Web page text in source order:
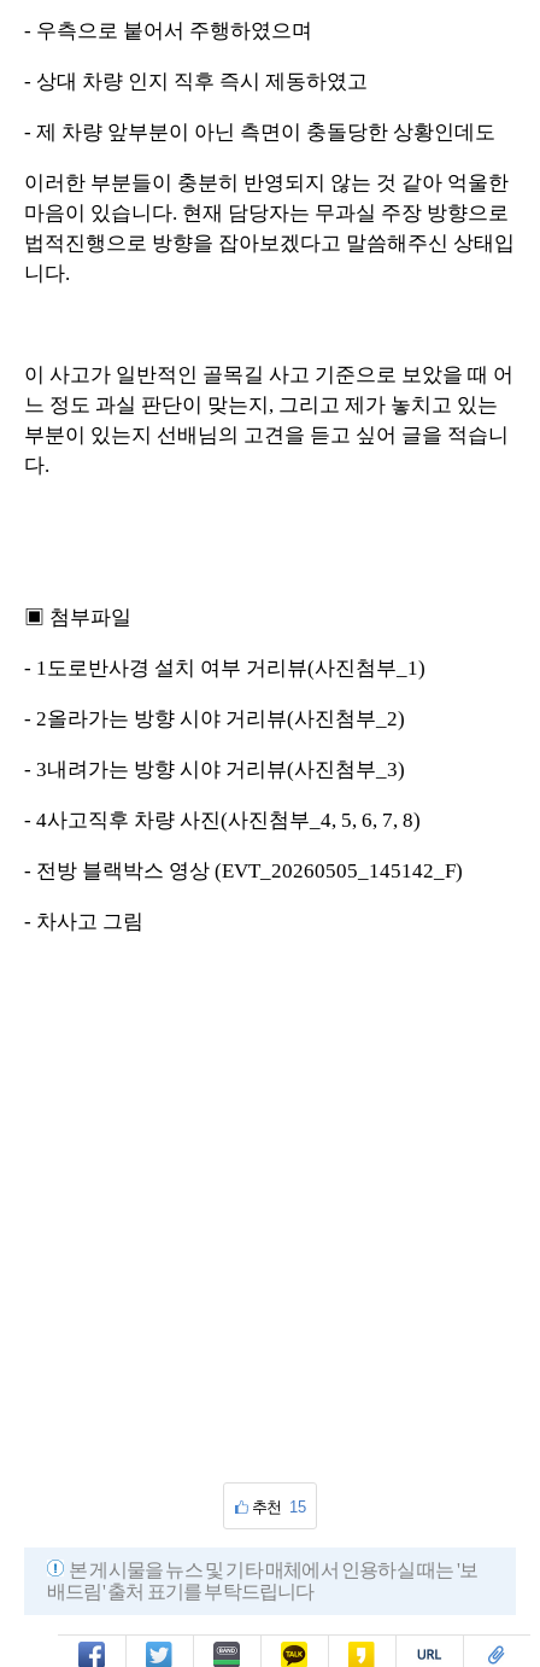
- 우측으로 붙어서 주행하였으며
- 상대 차량 인지 직후 즉시 제동하였고
- 제 차량 앞부분이 아닌 측면이 충돌당한 상황인데도
이러한 부분들이 충분히 반영되지 않는 것 같아 억울한
마음이 있습니다. 현재 담당자는 무과실 주장 방향으로
법적진행으로 방향을 잡아보겠다고 말씀해주신 상태입
니다.
이 사고가 일반적인 골목길 사고 기준으로 보았을 때 어
느 정도 과실 판단이 맞는지, 그리고 제가 놓치고 있는
부분이 있는지 선배님의 고견을 듣고 싶어 글을 적습니
다.
▣ 첨부파일
- 1도로반사경 설치 여부 거리뷰(사진첨부_1)
- 2올라가는 방향 시야 거리뷰(사진첨부_2)
- 3내려가는 방향 시야 거리뷰(사진첨부_3)
- 4사고직후 차량 사진(사진첨부_4, 5, 6, 7, 8)
- 전방 블랙박스 영상 (EVT_20260505_145142_F)
- 차사고 그림
추천 15
본 게시물을 뉴스 및 기타 매체에서 인용하실 때는 '보
배드림' 출처 표기를 부탁드립니다